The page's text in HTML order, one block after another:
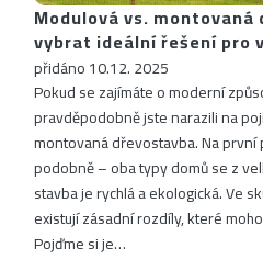
Modulová vs. montovaná
vybrat ideální řešení pro
přidáno 10.12. 2025
Pokud se zajímáte o moderní
pravděpodobně jste narazili na
montovaná dřevostavba. Na
podobně – oba typy domů se z
stavba je rychlá a ekologická. Ve
existují zásadní rozdíly, které
Pojďme si je…